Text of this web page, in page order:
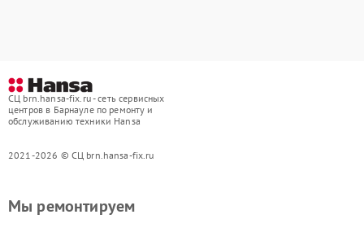
СЦ brn.hansa-fix.ru - сеть сервисных
центров в Барнауле по ремонту и
обслуживанию техники Hansa
2021-2026 © СЦ brn.hansa-fix.ru
Мы ремонтируем